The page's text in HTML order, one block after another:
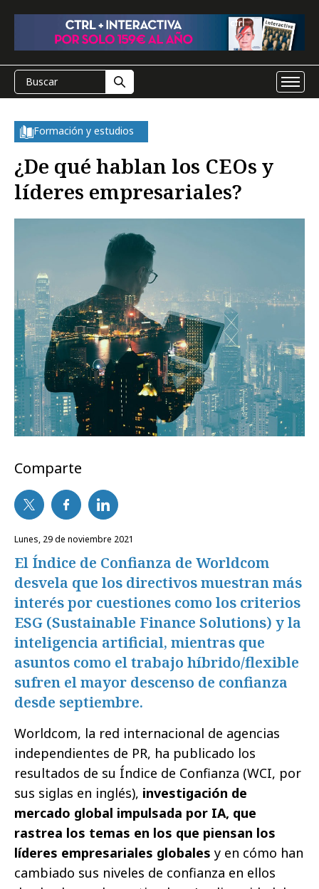
Formación y estudios
¿De qué hablan los CEOs y
líderes empresariales?
Comparte
lunes, 29 de noviembre 2021
El Índice de Confianza de Worldcom
desvela que los directivos muestran más
interés por cuestiones como los criterios
ESG (Sustainable Finance Solutions) y la
inteligencia artificial, mientras que
asuntos como el trabajo híbrido/flexible
sufren el mayor descenso de confianza
desde septiembre.
Worldcom, la red internacional de agencias
independientes de PR, ha publicado los
resultados de su Índice de Confianza (WCI, por
sus siglas en inglés), investigación de
mercado global impulsada por IA, que
rastrea los temas en los que piensan los
líderes empresariales globales y en cómo han
cambiado sus niveles de confianza en ellos